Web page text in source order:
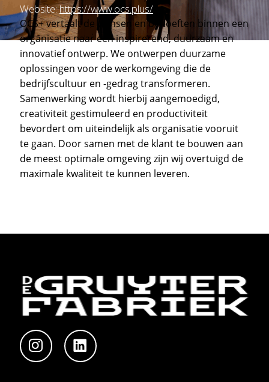
Website:https://www.ocs.plus/
OCS+ vertaalt de wensen en behoeften binnen een
organisatie naar een inspirerend, duurzaam en
innovatief ontwerp. We ontwerpen duurzame
oplossingen voor de werkomgeving die de
bedrijfscultuur en -gedrag transformeren.
Samenwerking wordt hierbij aangemoedigd,
creativiteit gestimuleerd en productiviteit
bevordert om uiteindelijk als organisatie vooruit
te gaan. Door samen met de klant te bouwen aan
de meest optimale omgeving zijn wij overtuigd de
maximale kwaliteit te kunnen leveren.